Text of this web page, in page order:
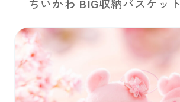
ちいかわ BIG収納バスケット